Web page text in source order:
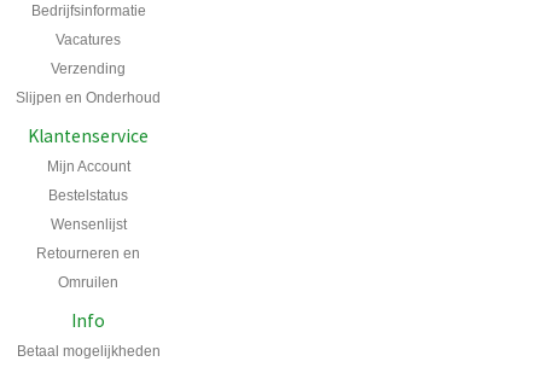
Bedrijfsinformatie
Vacatures
Verzending
Slijpen en Onderhoud
Klantenservice
Mijn Account
Bestelstatus
Wensenlijst
Retourneren en
Omruilen
Info
Betaal mogelijkheden